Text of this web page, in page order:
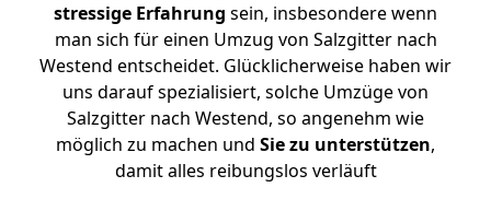
stressige Erfahrung sein, insbesondere wenn
man sich für einen Umzug von Salzgitter nach
Westend entscheidet. Glücklicherweise haben wir
uns darauf spezialisiert, solche Umzüge von
Salzgitter nach Westend, so angenehm wie
möglich zu machen und Sie zu unterstützen,
damit alles reibungslos verläuft